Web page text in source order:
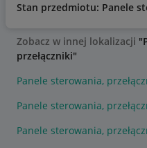
Stan przedmiotu: Panele
Zobacz w innej lokalizacji
przełączniki"
Panele sterowania,
Panele sterowania,
Panele sterowania,